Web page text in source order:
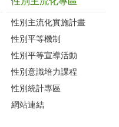
性別主流化實施計畫
性別平等機制
性別平等宣導活動
性別意識培力課程
性別統計專區
網站連結